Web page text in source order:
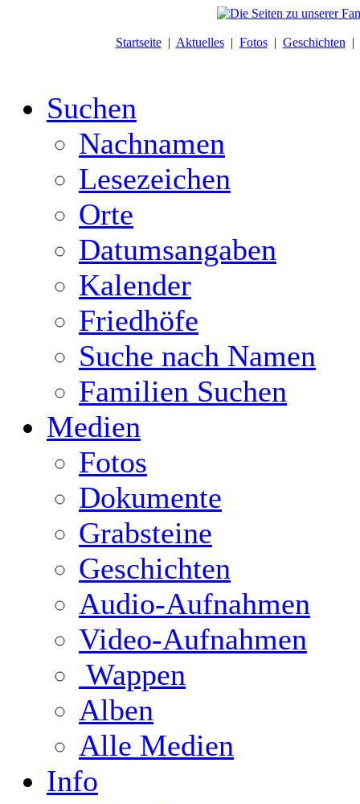
Startseite| Aktuelles| Fotos| Geschichten |
Suchen
Nachnamen
Lesezeichen
Orte
Datumsangaben
Kalender
Friedhöfe
Suche nach Namen
Familien Suchen
Medien
Fotos
Dokumente
Grabsteine
Geschichten
Audio-Aufnahmen
Video-Aufnahmen
Wappen
Alben
Alle Medien
Info